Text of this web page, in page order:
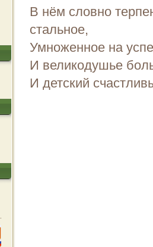
В нём словно
стальное,
Умноженное на
И великодушье
И детский